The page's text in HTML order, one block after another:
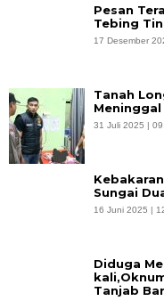
Pesan
Tebing
17 Desember
Tanah
Meninggal
31 Juli 2025 |
Sungai
16 Juni 2025 |
Diduga
Tanjab